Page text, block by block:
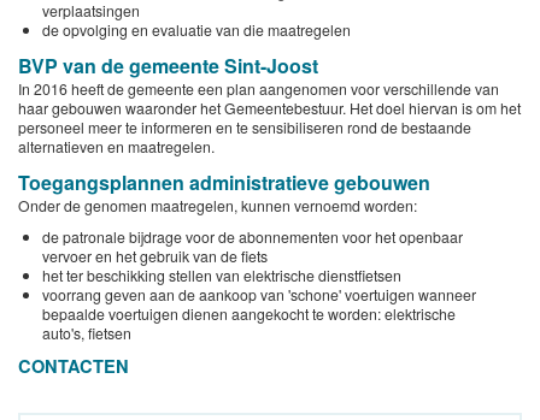
verplaatsingen
de opvolging en evaluatie van die maatregelen
BVP van de gemeente Sint-Joost
In 2016 heeft de gemeente een plan aangenomen voor verschillende van
haar gebouwen waaronder het Gemeentebestuur. Het doel hiervan is om het
personeel meer te informeren en te sensibiliseren rond de bestaande
alternatieven en maatregelen.
Toegangsplannen administratieve gebouwen
Onder de genomen maatregelen, kunnen vernoemd worden:
de patronale bijdrage voor de abonnementen voor het openbaar
vervoer en het gebruik van de fiets
het ter beschikking stellen van elektrische dienstfietsen
voorrang geven aan de aankoop van 'schone' voertuigen wanneer
bepaalde voertuigen dienen aangekocht te worden: elektrische
auto's, fietsen
CONTACTEN